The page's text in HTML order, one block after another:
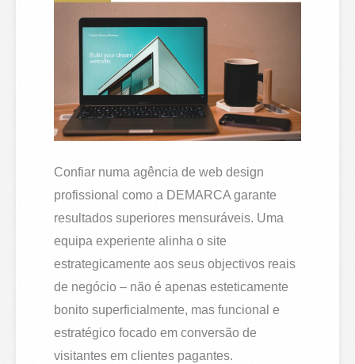
Confiar numa agência de web design
profissional como a DEMARCA garante
resultados superiores mensuráveis. Uma
equipa experiente alinha o site
estrategicamente aos seus objectivos reais
de negócio – não é apenas esteticamente
bonito superficialmente, mas funcional e
estratégico focado em conversão de
visitantes em clientes pagantes.